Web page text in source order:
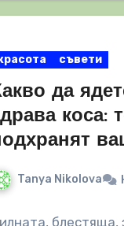
съвети
да
коса:
Tanya Nikolova
блестяща,